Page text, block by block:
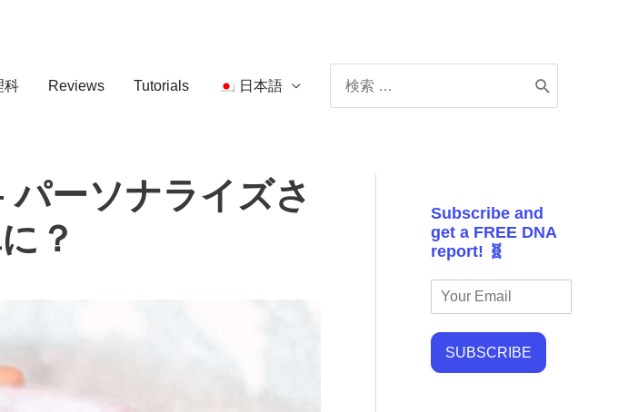
科 Reviews Tutorials 日本語
for:
ーソナライズさ
？
Subscribe and
get a FREE DNA
report! 🧬
SUBSCRIBE